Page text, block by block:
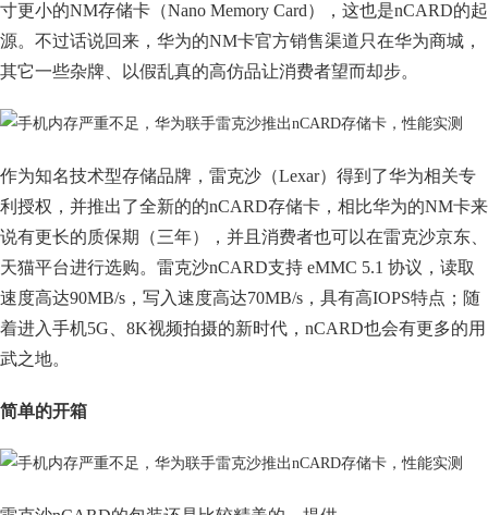
寸更小的NM存储卡（Nano Memory Card），这也是nCARD的起
源。不过话说回来，华为的NM卡官方销售渠道只在华为商城，
其它一些杂牌、以假乱真的高仿品让消费者望而却步。
作为知名技术型存储品牌，雷克沙（Lexar）得到了华为相关专
利授权，并推出了全新的的nCARD存储卡，相比华为的NM卡来
说有更长的质保期（三年），并且消费者也可以在雷克沙京东、
天猫平台进行选购。雷克沙nCARD支持 eMMC 5.1 协议，读取
速度高达90MB/s，写入速度高达70MB/s，具有高IOPS特点；随
着进入手机5G、8K视频拍摄的新时代，nCARD也会有更多的用
武之地。
简单的开箱